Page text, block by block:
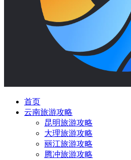
首页
云南旅游攻略
昆明旅游攻略
大理旅游攻略
丽江旅游攻略
腾冲旅游攻略